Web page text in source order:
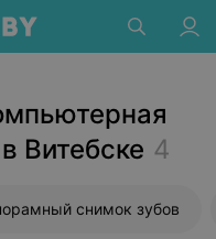
Витебске 4
снимок зубов